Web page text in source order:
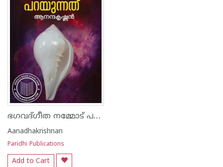
ഭഗവദ്ഗീത നമ്മോട് പറയുന്നത്
Aanadhakrishnan
Paridhi Publications
Add to Cart